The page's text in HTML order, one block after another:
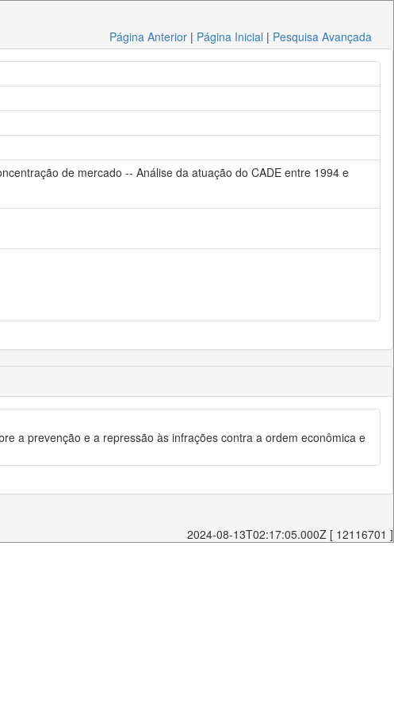
Página Anterior | Página Inicial | Pesquisa Avançada
de mercado -- Análise da atuação do CADE entre 1994 e
a prevenção e a repressão às infrações contra a ordem econômica e
2024-08-13T02:17:05.000Z [ 12116701 ]